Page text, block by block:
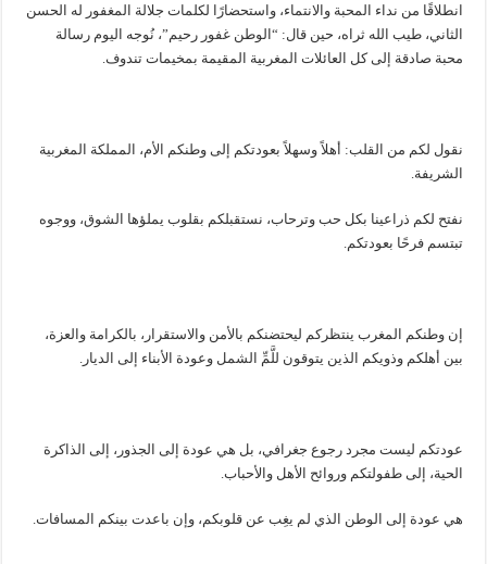
انطلاقًا من نداء المحبة والانتماء، واستحضارًا لكلمات جلالة المغفور له الحسن
الثاني، طيب الله ثراه، حين قال: “الوطن غفور رحيم”، نُوجه اليوم رسالة
محبة صادقة إلى كل العائلات المغربية المقيمة بمخيمات تندوف.
نقول لكم من القلب: أهلاً وسهلاً بعودتكم إلى وطنكم الأم، المملكة المغربية
الشريفة.
نفتح لكم ذراعينا بكل حب وترحاب، نستقبلكم بقلوب يملؤها الشوق، ووجوه
تبتسم فرحًا بعودتكم.
إن وطنكم المغرب ينتظركم ليحتضنكم بالأمن والاستقرار، بالكرامة والعزة،
بين أهلكم وذويكم الذين يتوقون للَّمِّ الشمل وعودة الأبناء إلى الديار.
عودتكم ليست مجرد رجوع جغرافي، بل هي عودة إلى الجذور، إلى الذاكرة
الحية، إلى طفولتكم وروائح الأهل والأحباب.
هي عودة إلى الوطن الذي لم يغِب عن قلوبكم، وإن باعدت بينكم المسافات.